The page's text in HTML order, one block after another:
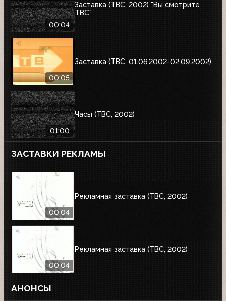
00:04
Заставка (ТВС, 2002) "Вы смотрите
ТВС"
00:05
Заставка (ТВС, 01.06.2002-02.09.2002)
01:00
Часы (ТВС, 2002)
ЗАСТАВКИ РЕКЛАМЫ
00:04
Рекламная заставка (ТВС, 2002)
00:04
Рекламная заставка (ТВС, 2002)
АНОНСЫ